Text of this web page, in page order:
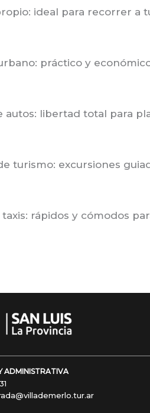
ideal para recorrer a
práctico y
autos: libertad total para
turismo: excursiones
taxis: rápidos y cómodos
ADMINISTRATIVA